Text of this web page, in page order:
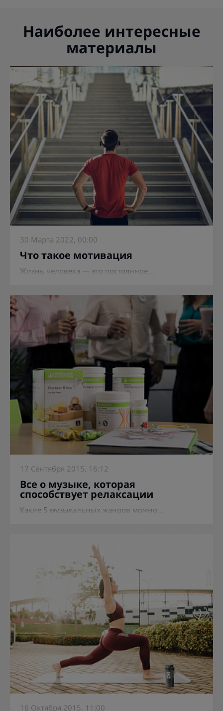
Наиболее интересные
материалы
30 Марта 2022, 00:00
Что такое мотивация
Жизнь человека — это постоянное...
17 Сентября 2015, 16:12
Все о музыке, которая
способствует релаксации
Какие 5 музыкальных жанров можно...
16 Октября 2015, 11:00